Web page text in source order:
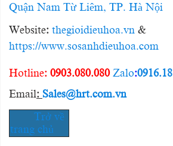
Quận Nam Từ Liêm, TP. Hà Nội
Website: thegioidieuhoa.vn &
https://www.sosanhdieuhoa.com
Hotline: 0903.080.080 Zalo:
Email: Sales@hrt.com.vn
Trở về
trang chủ